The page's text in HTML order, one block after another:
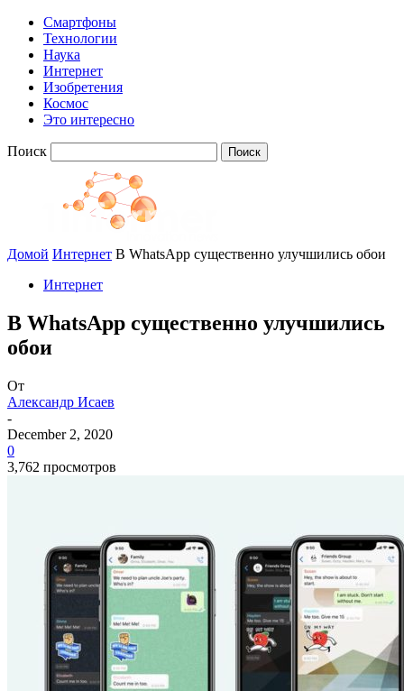
Смартфоны
Технологии
Наука
Интернет
Изобретения
Космос
Это интересно
Поиск
Домой Интернет В WhatsApp существенно улучшились обои
Интернет
В WhatsApp существенно улучшились
обои
От
Александр Исаев
-
December 2, 2020
0
3,762 просмотров